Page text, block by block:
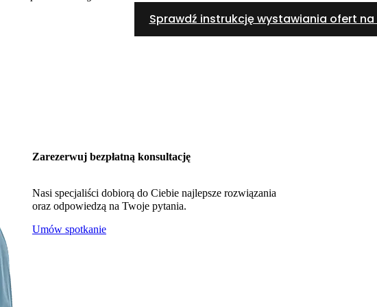
Sprawdź instrukcję wystawiania ofert na
Zarezerwuj bezpłatną konsultację
Nasi specjaliści dobiorą do Ciebie najlepsze rozwiązania
oraz odpowiedzą na Twoje pytania.
Umów spotkanie